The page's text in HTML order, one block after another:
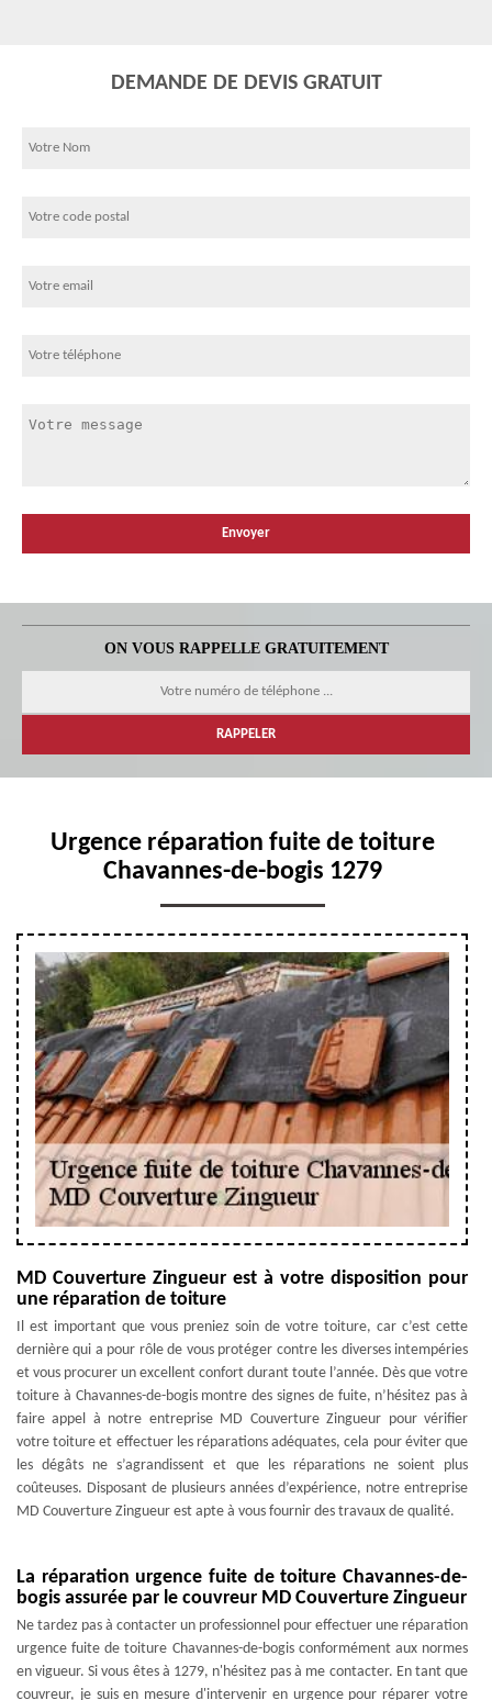
DEMANDE DE DEVIS GRATUIT
ON VOUS RAPPELLE GRATUITEMENT
Urgence réparation fuite de toiture
Chavannes-de-bogis 1279
MD Couverture Zingueur est à votre disposition pour
une réparation de toiture
Il est important que vous preniez soin de votre toiture, car c’est cette
dernière qui a pour rôle de vous protéger contre les diverses intempéries
et vous procurer un excellent confort durant toute l’année. Dès que votre
toiture à Chavannes-de-bogis montre des signes de fuite, n’hésitez pas à
faire appel à notre entreprise MD Couverture Zingueur pour vérifier
votre toiture et effectuer les réparations adéquates, cela pour éviter que
les dégâts ne s’agrandissent et que les réparations ne soient plus
coûteuses. Disposant de plusieurs années d’expérience, notre entreprise
MD Couverture Zingueur est apte à vous fournir des travaux de qualité.
La réparation urgence fuite de toiture Chavannes-de-
bogis assurée par le couvreur MD Couverture Zingueur
Ne tardez pas à contacter un professionnel pour effectuer une réparation
urgence fuite de toiture Chavannes-de-bogis conformément aux normes
en vigueur. Si vous êtes à 1279, n'hésitez pas à me contacter. En tant que
couvreur, je suis en mesure d'intervenir en urgence pour réparer votre